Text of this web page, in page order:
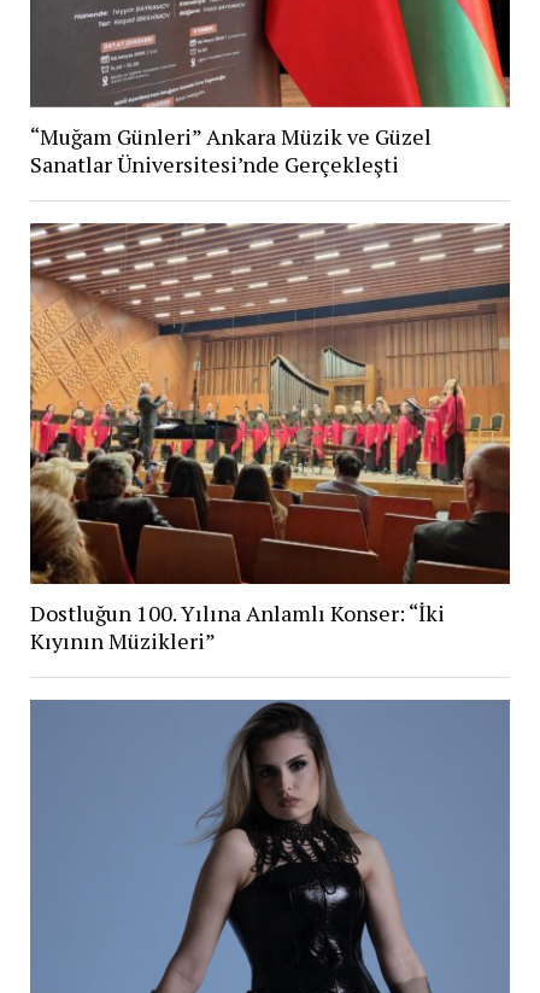
“Muğam Günleri” Ankara Müzik ve Güzel
Sanatlar Üniversitesi’nde Gerçekleşti
Dostluğun 100. Yılına Anlamlı Konser: “İki
Kıyının Müzikleri”